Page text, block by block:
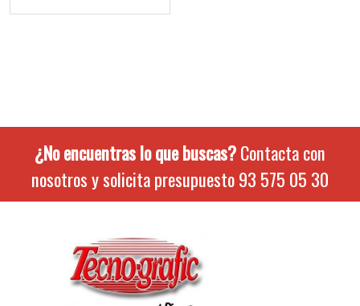
¿No encuentras lo que buscas?Contacta con
nosotros y solicita presupuesto93 575 05 30